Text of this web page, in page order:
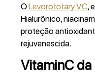
OLevorototary VC,
Hialurônico,
proteção
rejuvenescida.
VitaminC